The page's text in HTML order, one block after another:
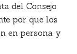
del Consejo
por que los
en persona y